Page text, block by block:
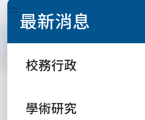
::: 最新消息
校務行政
學術研究